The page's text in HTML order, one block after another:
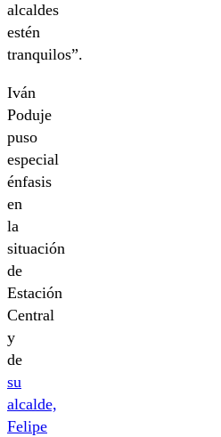
alcaldes
estén
tranquilos”.
Iván
Poduje
puso
especial
énfasis
en
la
situación
de
Estación
Central
y
de
su
alcalde,
Felipe